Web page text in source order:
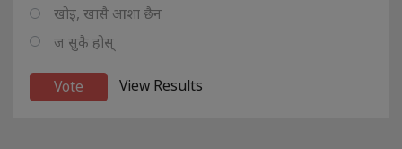
खोइ, खासै आशा छैन
ज सुकै होस्
View Results